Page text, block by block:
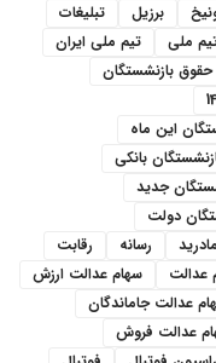
برزیل
تبلیغات
ملی
تیم ملی ایران
حقوق بازنشستگان
این ماه
بانکی
جدید
دولت
رسانه
رقابت
عدالت
سهام عدالت ارزش
عدالت جاماندگان
عدالت فروش